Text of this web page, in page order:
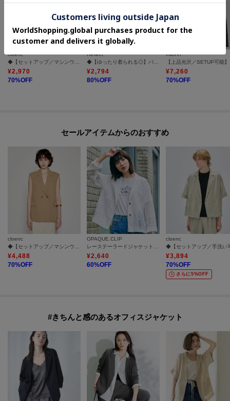
cloenc
¥2,970
70%OFF
Reflect
¥2,794
80%OFF
INDIVI
¥7,260
70%OFF
セールアイテムからのおすすめ
cloenc
◆【セットアップ／マシンウォッシュ】テーラードベスト
¥4,488
70%OFF
OPAQUE.CLIP
レーステーラードジャケット【洗濯機OK】
¥2,640
60%OFF
cloenc
¥3,894
70%OFF
さらに5%OFF
#きちんと感のあるオフィスジャケット